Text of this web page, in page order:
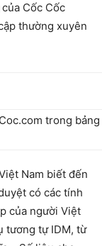
Cốc Cốc
thường xuyên
trong
Nam biết đến
có các tính
của người Việt
tương tự IDM, từ